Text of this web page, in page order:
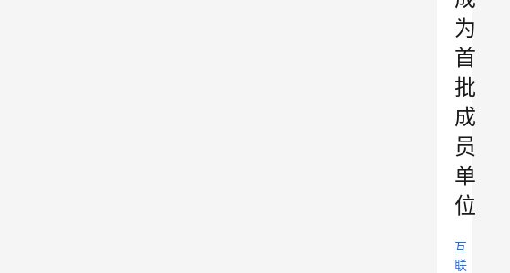
为
首
批
成
员
单
位
互
联